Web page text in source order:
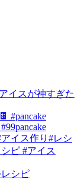
イスが神すぎた
#pancake
イス作り#レシ
ピ #アイス
シピ